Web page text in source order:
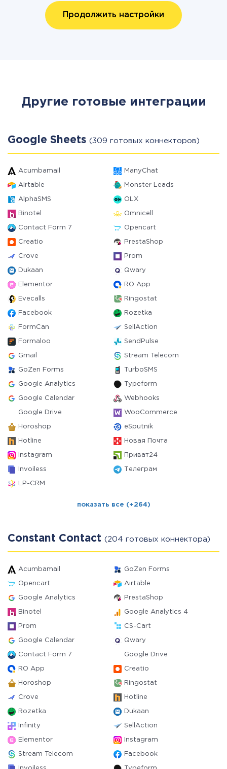
Продолжить настройки
Другие готовые интеграции
Google Sheets (309 готовых коннекторов)
Acumbamail ManyChat
Airtable Monster Leads
AlphaSMS OLX
Binotel Omnicell
Contact Form 7 Opencart
Creatio PrestaShop
Crove Prom
Dukaan Qwary
Elementor RO App
Evecalls Ringostat
Facebook Rozetka
FormCan SellAction
Formaloo SendPulse
Gmail Stream Telecom
GoZen Forms TurboSMS
Google Analytics Typeform
Google Calendar Webhooks
Google Drive WooCommerce
Horoshop eSputnik
Hotline Новая Почта
Instagram Приват24
Invoiless Телеграм
LP-CRM
показать все (+264)
Constant Contact (204 готовых коннектора)
Acumbamail GoZen Forms
Opencart Airtable
Google Analytics PrestaShop
Binotel Google Analytics 4
Prom CS-Cart
Google Calendar Qwary
Contact Form 7 Google Drive
RO App Creatio
Horoshop Ringostat
Crove Hotline
Rozetka Dukaan
Infinity SellAction
Elementor Instagram
Stream Telecom Facebook